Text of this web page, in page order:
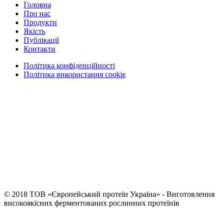
Головна
Про нас
Продукти
Якість
Публікації
Контакти
Політика конфіденційності
Політика використання cookie
© 2018 ТОВ «Європейський протеїн Україна» - Виготовлення
високоякісних ферментованих рослинних протеїнів